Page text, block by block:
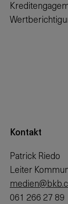
Kontakt
Patrick Riedo
Leiter
061 266 27 89